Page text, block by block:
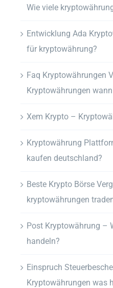
Wie viele
Entwicklung Ada
für kryptowährung?
Faq Kryptowährungen
Kryptowährungen
Xem Krypto –
Kryptowährung
kaufen deutschland?
Beste Krypto Börse
kryptowährungen
Post Kryptowährung –
handeln?
Einspruch
Kryptowährungen was